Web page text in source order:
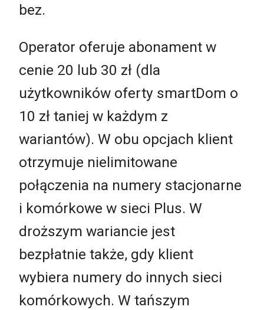
bez.
Operator oferuje abonament w
cenie 20 lub 30 zł (dla
użytkowników oferty smartDom o
10 zł taniej w każdym z
wariantów). W obu opcjach klient
otrzymuje nielimitowane
połączenia na numery stacjonarne
i komórkowe w sieci Plus. W
droższym wariancie jest
bezpłatnie także, gdy klient
wybiera numery do innych sieci
komórkowych. W tańszym